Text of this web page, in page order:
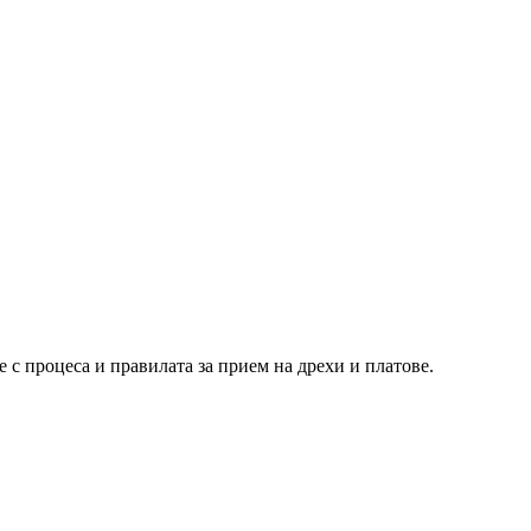
с процеса и правилата за прием на дрехи и платове.